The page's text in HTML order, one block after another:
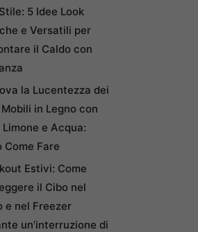
5 Idee Look
e Versatili per
il Caldo con
la Lucentezza dei
in Legno con
Limone e Acqua:
Come Fare
Estivi: Come
il Cibo nel
e nel Freezer
un’interruzione di